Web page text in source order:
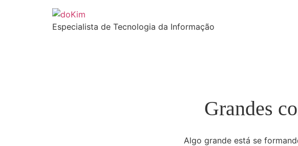
Especialista de Tecnologia da Informação
Grandes
Algo grande está se